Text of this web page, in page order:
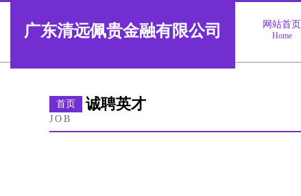
广东清远佩贵金融有限公司 网站首页
Home
首页 诚聘英才
JOB